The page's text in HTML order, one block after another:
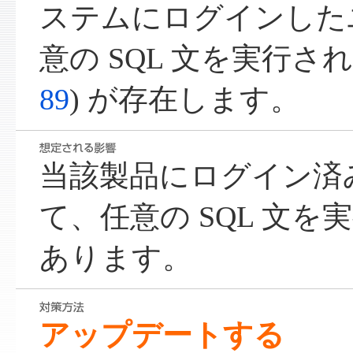
ステムにログインし
意の SQL 文を実行さ
89) が存在します。
当該製品にログイン
て、任意の SQL 文を
あります。
アップデートする